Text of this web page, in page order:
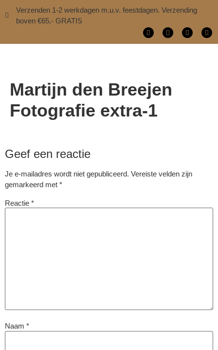
Verzenden 1-2 werkdagen m.u.v. feestdagen. Verzending
boven €65,- GRATIS
Martijn den Breejen
Fotografie extra-1
Geef een reactie
Je e-mailadres wordt niet gepubliceerd. Vereiste velden zijn
gemarkeerd met *
Reactie *
Naam *